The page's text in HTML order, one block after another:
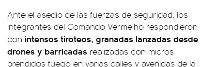
Ante el asedio de las fuerzas de seguridad, los
integrantes del Comando Vermelho respondieron
con intensos tiroteos, granadas lanzadas desde
drones y barricadas realizadas con micros
prendidos fuego en varias calles y avenidas de la